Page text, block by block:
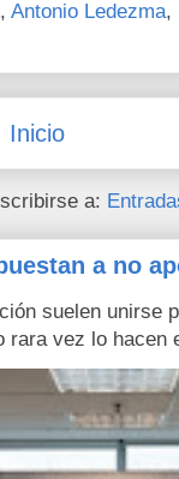
, Antonio Ledezma,
Inicio
a:
a no
suelen unirse
rara vez lo hacen